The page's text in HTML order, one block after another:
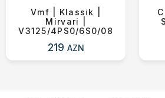
Vmf | Klassi̇k |
Mi̇rvari̇ |
V3125/4PS0/6S0/08
219 AZN